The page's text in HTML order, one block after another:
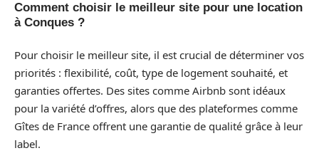
Comment choisir le meilleur site pour une location
à Conques ?
Pour choisir le meilleur site, il est crucial de déterminer vos
priorités : flexibilité, coût, type de logement souhaité, et
garanties offertes. Des sites comme Airbnb sont idéaux
pour la variété d’offres, alors que des plateformes comme
Gîtes de France offrent une garantie de qualité grâce à leur
label.